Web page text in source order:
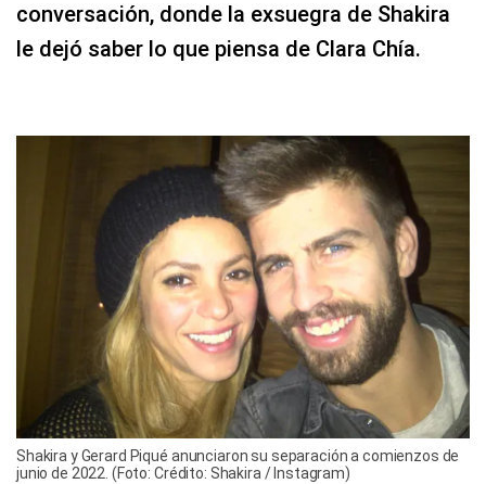
conversación, donde la exsuegra de Shakira
le dejó saber lo que piensa de Clara Chía.
Shakira y Gerard Piqué anunciaron su separación a comienzos de
junio de 2022. (Foto: Crédito: Shakira / Instagram)